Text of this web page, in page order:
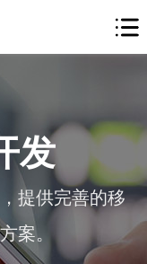
发
提供完善的移
案。